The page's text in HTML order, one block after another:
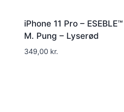
iPhone 11 Pro –
M. Pung – Lyserød
349,00 kr.